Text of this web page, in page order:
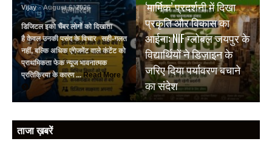
Vijay - August 6, 2026
डिजिटल इको चैंबर लोगों को दिखाता
है केवल उनकी पसंद के विचार सही-गलत
नहीं, बल्कि अधिक एंगेजमेंट वाले कंटेंट को
प्राथमिकता फेक न्यूज भावनात्मक
प्रतिक्रिया के कारण ... Read More
‘मार्मिक’ प्रदर्शनी में दिखा
प्रकृति और विकास का
आईना: NIF ग्लोबल जयपुर के
विद्यार्थियों ने डिज़ाइन के
जरिए दिया पर्यावरण बचाने
का संदेश
ताजा ख़बरें